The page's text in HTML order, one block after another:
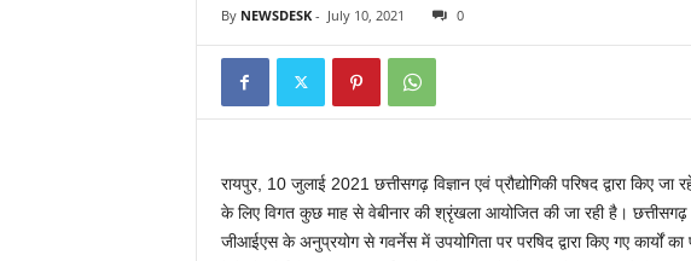
By NEWSDESK- July 10, 2021 0
रायपुर, 10 जुलाई 2021 छत्तीसगढ़ विज्ञान एवं प्रौद्योगिकी परिषद द्वारा किए
के लिए विगत कुछ माह से वेबीनार की श्रृंखला आयोजित की जा रही है। छत्तीसगढ़
जीआईएस के अनुप्रयोग से गवर्नेस में उपयोगिता पर परषिद द्वारा किए गए कार्यों